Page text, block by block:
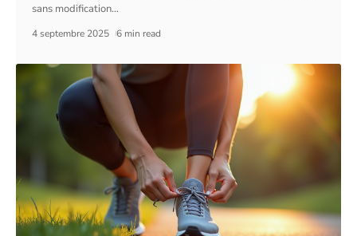
sans modification…
4 septembre 2025 6 min read